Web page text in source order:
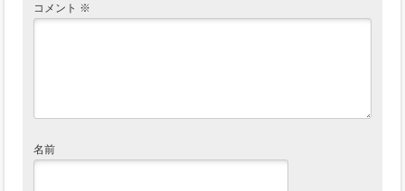
コメント ※
名前